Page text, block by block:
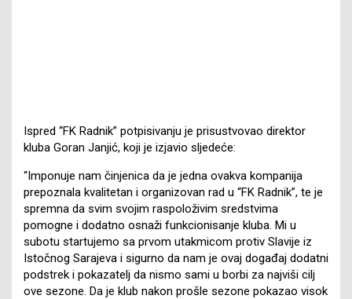
Ispred “FK Radnik” potpisivanju je prisustvovao direktor
kluba Goran Janjić, koji je izjavio sljedeće:
“Imponuje nam činjenica da je jedna ovakva kompanija
prepoznala kvalitetan i organizovan rad u “FK Radnik”, te je
spremna da svim svojim raspoloživim sredstvima
pomogne i dodatno osnaži funkcionisanje kluba. Mi u
subotu startujemo sa prvom utakmicom protiv Slavije iz
Istočnog Sarajeva i sigurno da nam je ovaj događaj dodatni
podstrek i pokazatelj da nismo sami u borbi za najviši cilj
ove sezone. Da je klub nakon prošle sezone pokazao visok